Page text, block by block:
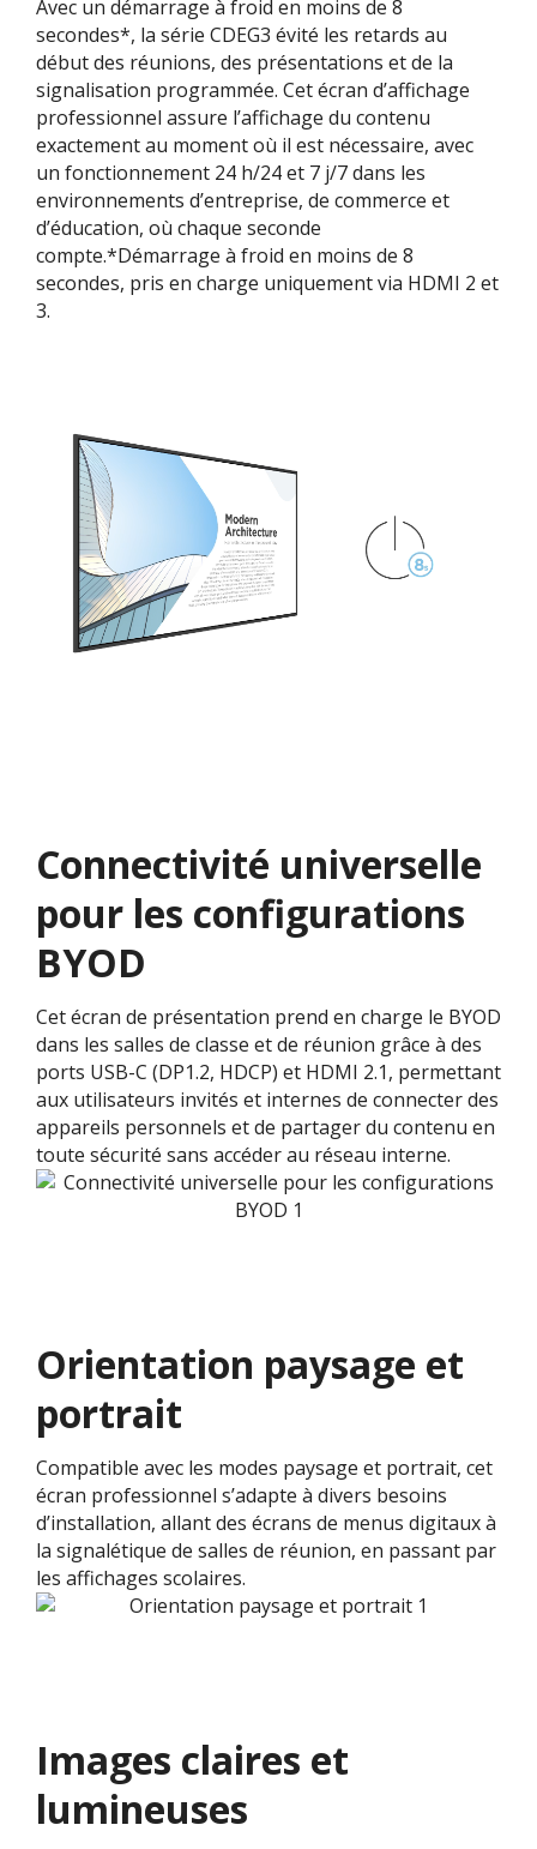
Avec un démarrage à froid en moins de 8
secondes*, la série CDEG3 évité les retards au
début des réunions, des présentations et de la
signalisation programmée. Cet écran d’affichage
professionnel assure l’affichage du contenu
exactement au moment où il est nécessaire, avec
un fonctionnement 24 h/24 et 7 j/7 dans les
environnements d’entreprise, de commerce et
d’éducation, où chaque seconde
compte.*Démarrage à froid en moins de 8
secondes, pris en charge uniquement via HDMI 2 et
3.
Connectivité universelle
pour les configurations
BYOD
Cet écran de présentation prend en charge le BYOD
dans les salles de classe et de réunion grâce à des
ports USB-C (DP1.2, HDCP) et HDMI 2.1, permettant
aux utilisateurs invités et internes de connecter des
appareils personnels et de partager du contenu en
toute sécurité sans accéder au réseau interne.
Orientation paysage et
portrait
Compatible avec les modes paysage et portrait, cet
écran professionnel s’adapte à divers besoins
d’installation, allant des écrans de menus digitaux à
la signalétique de salles de réunion, en passant par
les affichages scolaires.
Images claires et
lumineuses